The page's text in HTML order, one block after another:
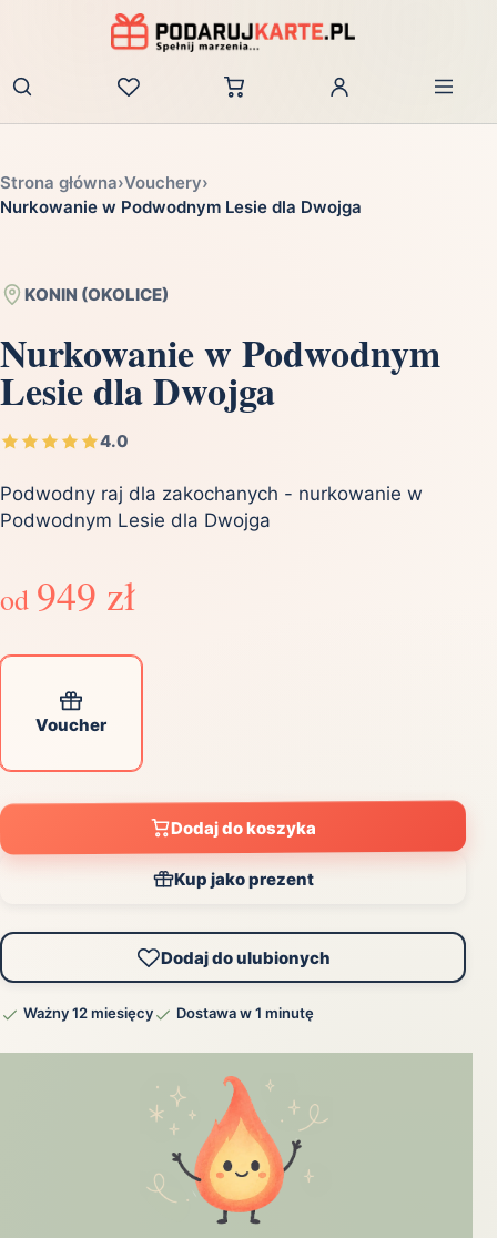
Zaloguj
Strona główna›Vouchery›
Nurkowanie w Podwodnym Lesie dla Dwojga
KONIN (OKOLICE)
Nurkowanie w Podwodnym
Lesie dla Dwojga
4.0
Podwodny raj dla zakochanych - nurkowanie w
Podwodnym Lesie dla Dwojga
od 949 zł
Voucher
Dodaj do koszyka
Kup jako prezent
Dodaj do ulubionych
Ważny 12 miesięcy Dostawa w 1 minutę